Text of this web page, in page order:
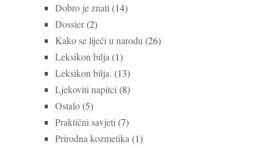
Dobro je znati (14)
Dossier(2)
Kako se liječi u narodu (26)
Leksikon bilja (1)
Leksikon bilja. (13)
Ljekoviti napitci (8)
Ostalo(5)
Praktični savjeti (7)
Prirodna kozmetika (1)